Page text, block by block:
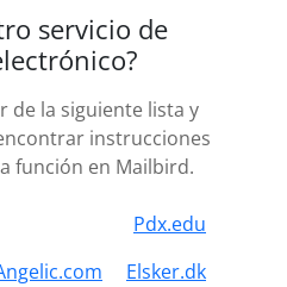
servicio de
de la siguiente lista y
instrucciones
función en Mailbird.
Pdx.edu
Elsker.dk